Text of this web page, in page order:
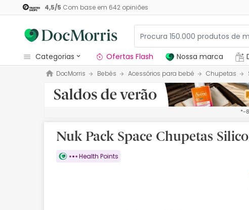
4,5/5 Com base em 642opiniões
categorias
Dermocosmetica
Nossa marca
Medicamentos
Cosmética
Ofertas Flash Nossa marca
DocMorris Bebés Acessórios para bebé Chupetas
*-
Nuk Pack Space Chupetas
Health Points